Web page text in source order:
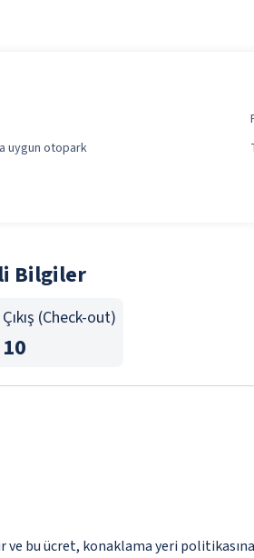
uygun otopark
Bilgiler
Çıkış (Check-out)
10
ve bu ücret, konaklama yeri